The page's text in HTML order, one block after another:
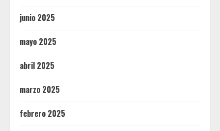
junio 2025
mayo 2025
abril 2025
marzo 2025
febrero 2025